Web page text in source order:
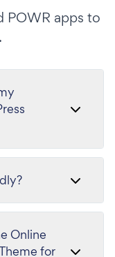
POWR apps to
Online
for